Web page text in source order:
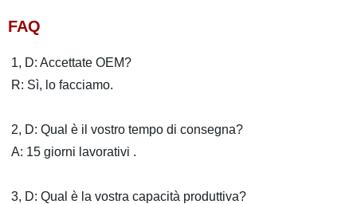
FAQ
1, D: Accettate OEM?
R: Sì, lo facciamo.
2, D: Qual è il vostro tempo di consegna?
A: 15 giorni lavorativi .
3, D: Qual è la vostra capacità produttiva?